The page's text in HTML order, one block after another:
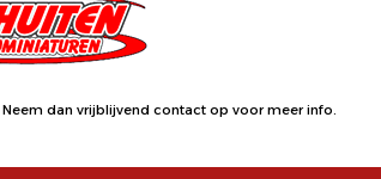
Neem dan vrijblijvend contact op voor meer info.